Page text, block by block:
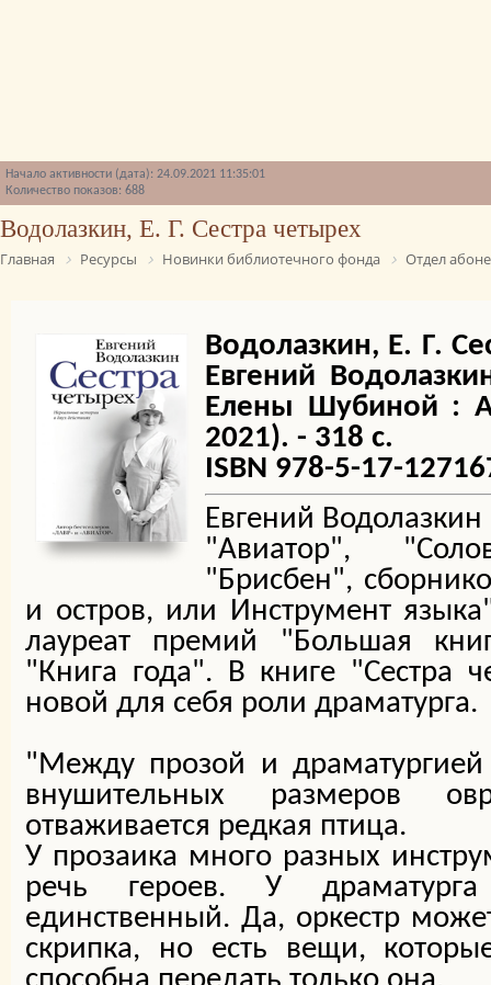
Начало активности (дата): 24.09.2021 11:35:01
Количество показов: 688
Водолазкин, Е. Г. Сестра четырех
Главная Ресурсы Новинки библиотечного фонда Отдел
Водолазкин, Е. Г.
Евгений
Елены Шубиной :
2021). - 318 с.
ISBN 978-5-17-
Евгений
"Авиатор",
"Брисбен",
и остров, или Инструмент
лауреат премий "Большая
"Книга года". В книге "Сестра
новой для себя роли драматурга.
"Между прозой и
внушительных размеров
отваживается редкая птица.
У прозаика много разных
речь героев. У
единственный. Да, оркестр
скрипка, но есть вещи,